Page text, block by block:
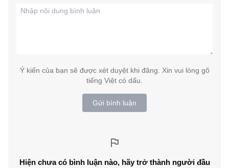
Ý kiến của bạn sẽ được xét duyệt khi đăng. Xin vui lòng gõ
tiếng Việt có dấu.
Gửi bình luận
Hiện chưa có bình luận nào, hãy trở thành người đầu